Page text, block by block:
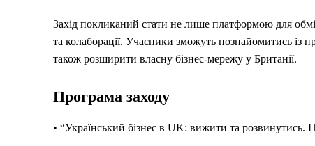
Захід покликаний стати не лише платформою для
та колаборації. Учасники зможуть познайомитись із
також розширити власну бізнес-мережу у Британії.
Програма заходу
• “Український бізнес в UK: вижити та розвинутись.